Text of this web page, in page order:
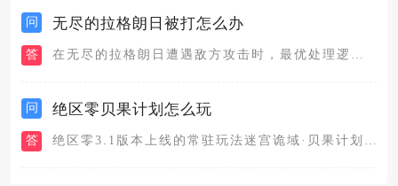
问 无尽的拉格朗日被打怎么办
答
问 绝区零贝果计划怎么玩
答